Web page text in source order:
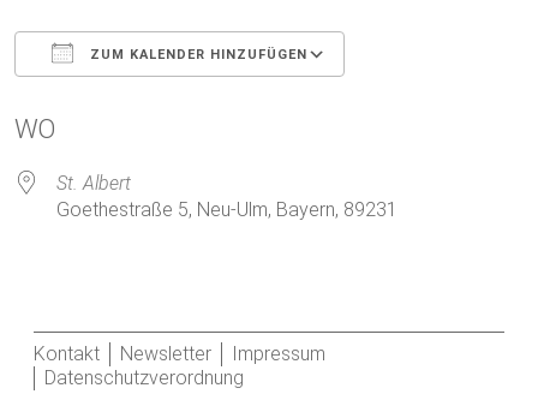
ZUM KALENDER HINZUFÜGEN
WO
St. Albert
Goethestraße 5, Neu-Ulm, Bayern, 89231
Kontakt Newsletter
Impressum
Datenschutzverordnung